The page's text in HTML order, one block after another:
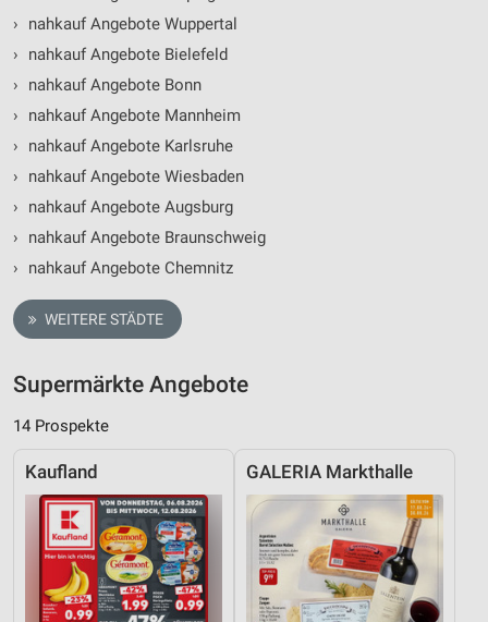
›
nahkauf Angebote Wuppertal
›
nahkauf Angebote Bielefeld
›
nahkauf Angebote Bonn
›
nahkauf Angebote Mannheim
›
nahkauf Angebote Karlsruhe
›
nahkauf Angebote Wiesbaden
›
nahkauf Angebote Augsburg
›
nahkauf Angebote Braunschweig
›
nahkauf Angebote Chemnitz
WEITERE STÄDTE
Supermärkte Angebote
14 Prospekte
Kaufland GALERIA Markthalle